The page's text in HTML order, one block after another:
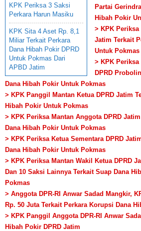
KPK Periksa 3 Saksi
Perkara Harun Masiku
KPK Sita 4 Aset Rp. 8,1
Miliar Terkait Perkara
Dana Hibah Pokir DPRD
Untuk Pokmas Dari
APBD Jatim
Partai
Hibah Pokir
> KPK Periksa
Jatim Terkait
Untuk Pokmas
> KPK Periksa
DPRD
Dana Hibah Pokir Untuk Pokmas
> KPK Panggil Mantan Ketua DPRD Jatim
Hibah Pokir Untuk Pokmas
> KPK Periksa Mantan Anggota DPRD
Dana Hibah Pokir Untuk Pokmas
> KPK Periksa Ketua Sementara DPRD
Dana Hibah Pokir Untuk Pokmas
> KPK Periksa Mantan Wakil Ketua DPRD
Dan 10 Saksi Lainnya Terkait Suap Dana
Pokmas
> Anggota DPR-RI Anwar Sadad Mangkir,
Rp. 50 Juta Terkait Perkara Korupsi Dana
> KPK Panggil Anggota DPR-RI Anwar
Hibah Pokir DPRD Jatim